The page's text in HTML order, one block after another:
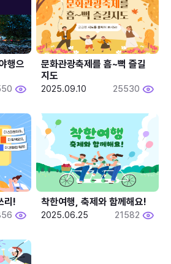
행으
문화관광축제를 흠~뻑 즐길
지도
2025.09.10 25530
리! 착한여행, 축제와 함께해요!
2025.06.25 21582